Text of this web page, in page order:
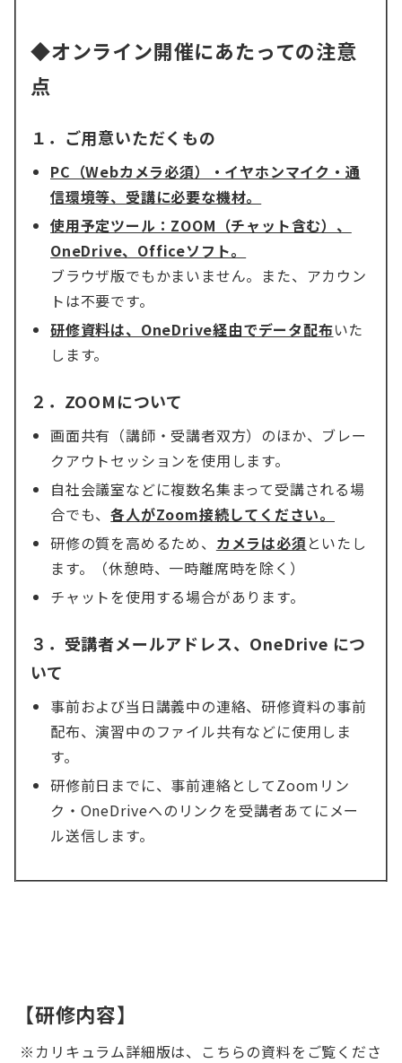
◆オンライン開催にあたっての注意
点
１．ご用意いただくもの
PC（Webカメラ必須）・イヤホンマイク・通
信環境等、受講に必要な機材。
使用予定ツール：ZOOM（チャット含む）、
OneDrive、Officeソフト。
ブラウザ版でもかまいません。また、アカウン
トは不要です。
研修資料は、OneDrive経由でデータ配布いた
します。
２．ZOOMについて
画面共有（講師・受講者双方）のほか、ブレー
クアウトセッションを使用します。
自社会議室などに複数名集まって受講される場
合でも、各人がZoom接続してください。
研修の質を高めるため、 カメラは必須 といたし
ます。（休憩時、一時離席時を除く）
チャットを使用する場合があります。
３．受講者メールアドレス、OneDrive につ
いて
事前および当日講義中の連絡、研修資料の事前
配布、演習中のファイル共有などに使用しま
す。
研修前日までに、事前連絡としてZoomリン
ク・OneDriveへのリンクを受講者あてにメー
ル送信します。
【研修内容】
※カリキュラム詳細版は、こちらの資料をご覧くださ